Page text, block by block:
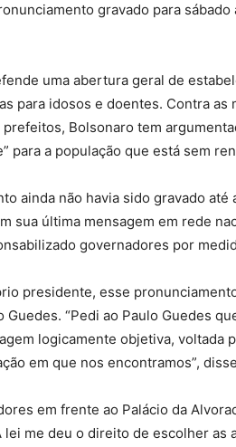
gravado para
uma abertura geral de
para idosos e doentes. Contra
Bolsonaro tem
para a população que está sem
ainda não havia sido gravado
sua última mensagem em rede
governadores por
presidente, esse
Guedes. “Pedi ao Paulo Guedes
logicamente objetiva, voltada
em que nos encontramos”,
em frente ao Palácio da
lei me deu o direito de escolher